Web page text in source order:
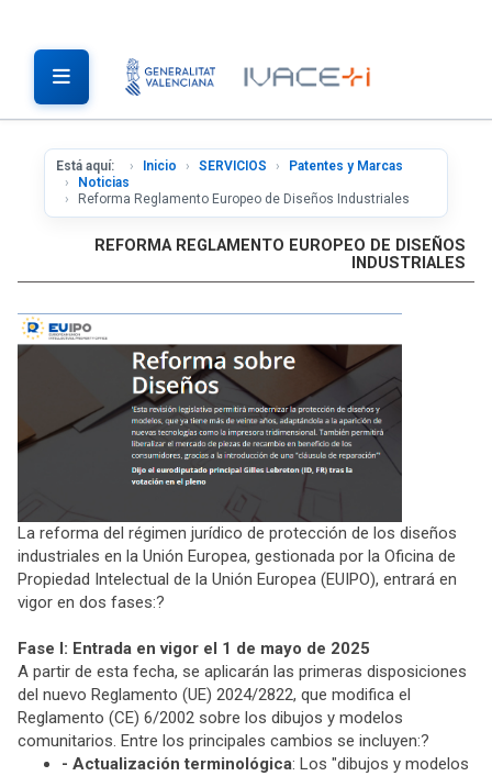
Está aquí: Inicio SERVICIOS
Patentes y Marcas
Noticias
Reforma Reglamento Europeo de Diseños Industriales
REFORMA REGLAMENTO EUROPEO DE DISEÑOS
INDUSTRIALES
La reforma del régimen jurídico de protección de los diseños
industriales en la Unión Europea, gestionada por la Oficina de
Propiedad Intelectual de la Unión Europea (EUIPO), entrará en
vigor en dos fases:?
Fase I: Entrada en vigor el 1 de mayo de 2025
A partir de esta fecha, se aplicarán las primeras disposiciones
del nuevo Reglamento (UE) 2024/2822, que modifica el
Reglamento (CE) 6/2002 sobre los dibujos y modelos
comunitarios. Entre los principales cambios se incluyen:?
- Actualización terminológica: Los "dibujos y modelos